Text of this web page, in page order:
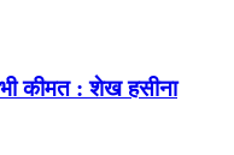
भी कीमत : शेख हसीना